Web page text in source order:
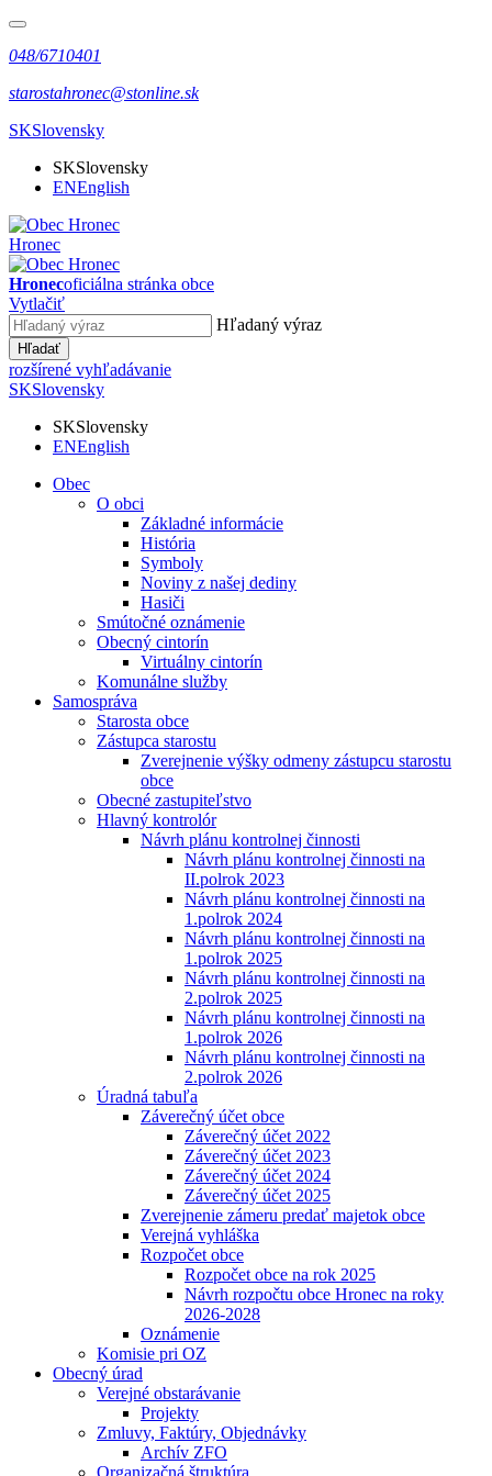
048/6710401
starostahronec@stonline.sk
SKSlovensky
SKSlovensky
ENEnglish
Hronec
Hronecoficiálna stránka obce
Vytlačiť
Hľadaný výraz
Hľadať
rozšírené vyhľadávanie
SKSlovensky
SKSlovensky
ENEnglish
Obec
O obci
Základné informácie
História
Symboly
Noviny z našej dediny
Hasiči
Smútočné oznámenie
Obecný cintorín
Virtuálny cintorín
Komunálne služby
Samospráva
Starosta obce
Zástupca starostu
Zverejnenie výšky odmeny zástupcu starostu
obce
Obecné zastupiteľstvo
Hlavný kontrolór
Návrh plánu kontrolnej činnosti
Návrh plánu kontrolnej činnosti na
II.polrok 2023
Návrh plánu kontrolnej činnosti na
1.polrok 2024
Návrh plánu kontrolnej činnosti na
1.polrok 2025
Návrh plánu kontrolnej činnosti na
2.polrok 2025
Návrh plánu kontrolnej činnosti na
1.polrok 2026
Návrh plánu kontrolnej činnosti na
2.polrok 2026
Úradná tabuľa
Záverečný účet obce
Záverečný účet 2022
Záverečný účet 2023
Záverečný účet 2024
Záverečný účet 2025
Zverejnenie zámeru predať majetok obce
Verejná vyhláška
Rozpočet obce
Rozpočet obce na rok 2025
Návrh rozpočtu obce Hronec na roky
2026-2028
Oznámenie
Komisie pri OZ
Obecný úrad
Verejné obstarávanie
Projekty
Zmluvy, Faktúry, Objednávky
Archív ZFO
Organizačná štruktúra